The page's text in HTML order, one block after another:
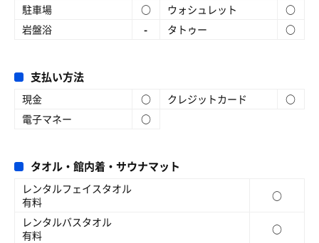
駐車場
○ ウォシュレット
○
岩盤浴
- タトゥー ○
支払い方法
現金 ○ クレジットカード
○
電子マネー
○
タオル・館内着・サウナマット
レンタルフェイスタオル
有料
○
レンタルバスタオル
有料
○